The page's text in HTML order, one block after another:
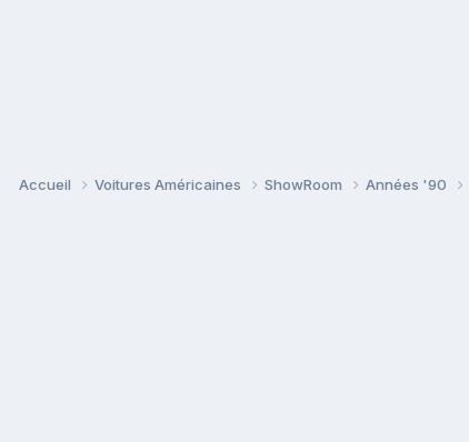
Accueil Voitures Américaines ShowRoom Années '90